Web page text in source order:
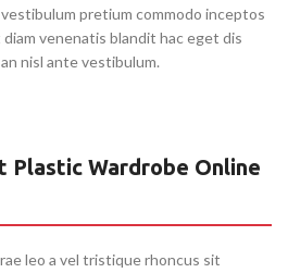
pretium commodo inceptos
venenatis blandit hac eget dis
nisl ante vestibulum.
Plastic Wardrobe Online
leo a vel tristique rhoncus sit